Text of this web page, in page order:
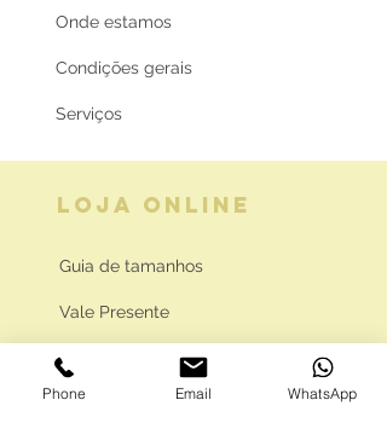
Onde estamos
Condições gerais
Serviços
LOJA ONLINE
Guia de tamanhos
Vale Presente
Envios e Portes
Marcas legais
Phone Email WhatsApp